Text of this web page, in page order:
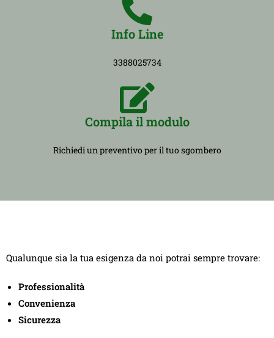
Info Line
3388025734
Compila il modulo
Richiedi un preventivo per il tuo sgombero
Qualunque sia la tua esigenza da noi potrai sempre trovare:
Professionalità
Convenienza
Sicurezza